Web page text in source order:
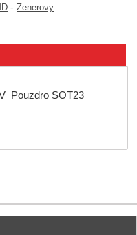
- Zenerovy
Pouzdro SOT23